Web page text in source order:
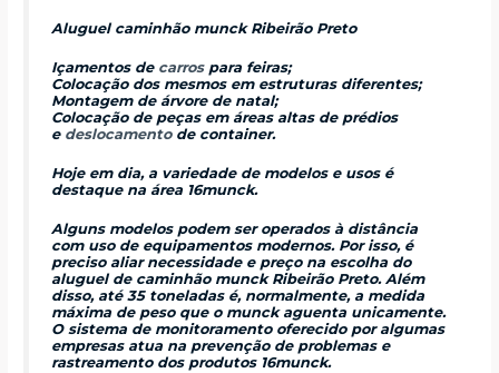
Aluguel caminhão munck Ribeirão Preto
Içamentos de carrospara feiras;
Colocação dos mesmos em estruturas diferentes;
Montagem de árvore de natal;
Colocação de peças em áreas altas de prédios
e deslocamentode container.
Hoje em dia, a variedade de modelos e usos é
destaque na área 16munck.
Alguns modelos podem ser operados à distância
com uso de equipamentos modernos. Por isso, é
preciso aliar necessidade e preço na escolha do
aluguel de caminhão munck Ribeirão Preto. Além
disso, até 35 toneladas é, normalmente, a medida
máxima de peso que o munck aguenta unicamente.
O sistema de monitoramento oferecido por algumas
empresas atua na prevenção de problemas e
rastreamento dos produtos 16munck.